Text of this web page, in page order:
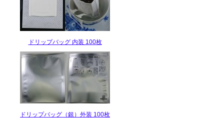
ドリップバッグ 内装 100枚
ドリップバッグ（銀）外装 100枚